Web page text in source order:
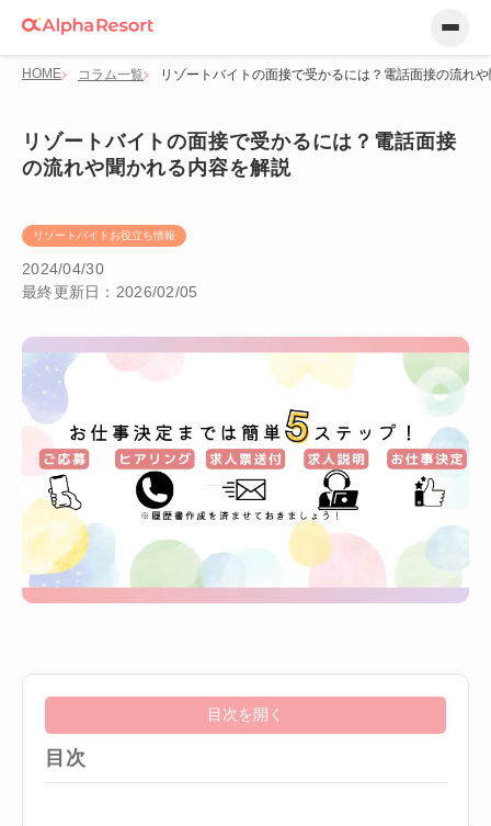
HOME コラム一覧 リゾートバイトの面接で受かるには？電話面接の流れ
リゾートバイトの面接で受かるには？電話面接
の流れや聞かれる内容を解説
リゾートバイトお役立ち情報
2024/04/30
最終更新日：2026/02/05
目次を開く
目次